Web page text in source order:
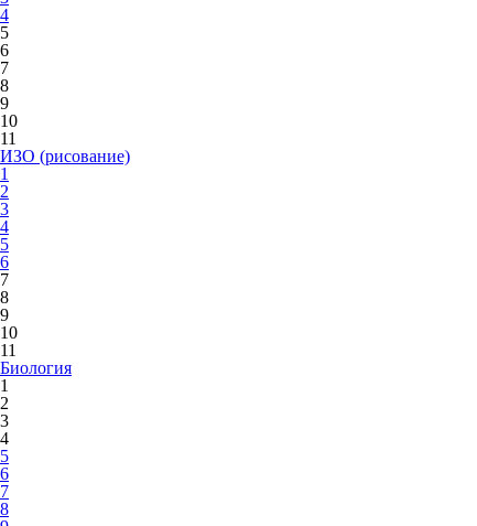
4
5
6
7
8
9
10
11
ИЗО (рисование)
1
2
3
4
5
6
7
8
9
10
11
Биология
1
2
3
4
5
6
7
8